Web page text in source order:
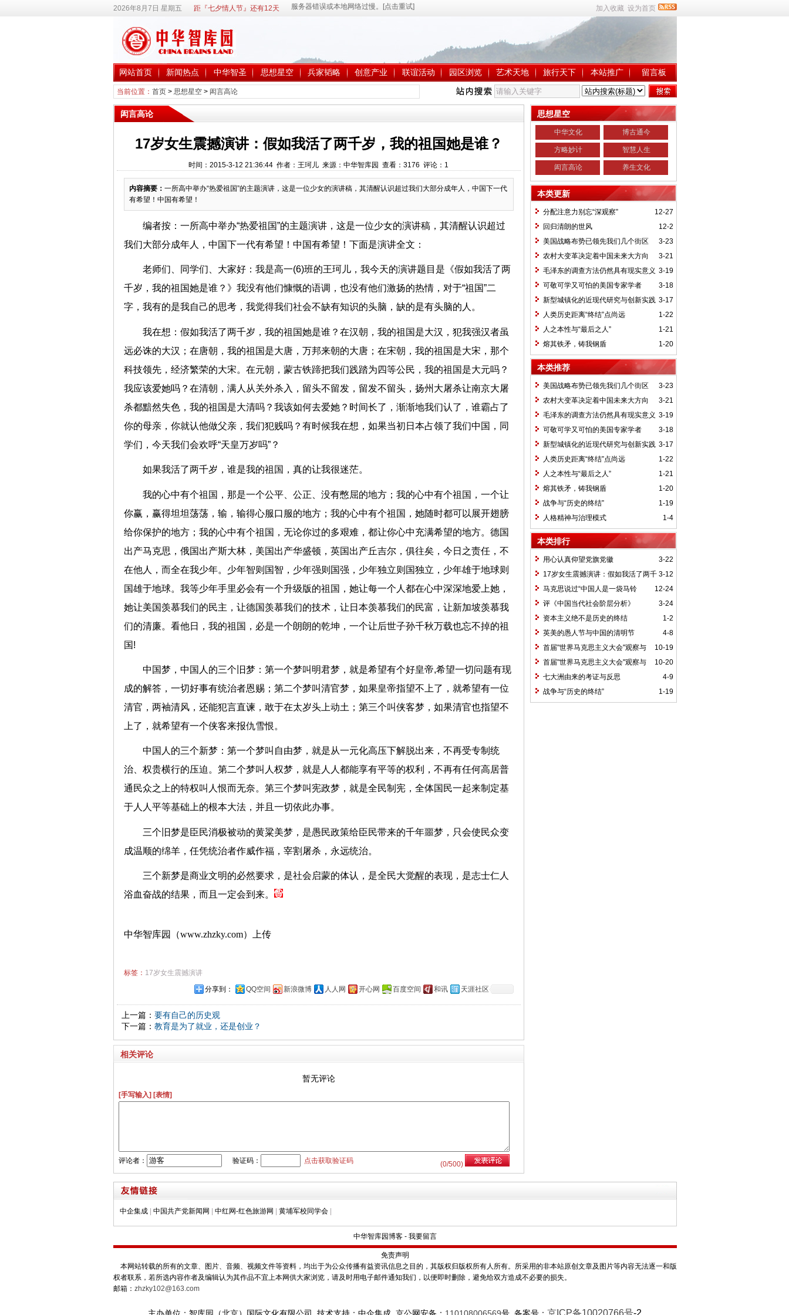
2026年8月7日 星期五 距『七夕情人节』还有12天 加入收藏 设为首页
网站首页 新闻热点 中华智圣 思想星空 兵家韬略 创意产业 联谊活动 园区浏览 艺术天地 旅行天下 本站推广 留言板
当前位置： 首页> 思想星空> 闳言高论
闳言高论
17岁女生震撼演讲：假如我活了两千岁，我的祖国她是谁？
时间：2015-3-12 21:36:44 作者：王珂儿 来源：中华智库园 查看： 3176 评论： 1
内容摘要： 一所高中举办“热爱祖国”的主题演讲，这是一位少女的演讲稿，其清醒认识超过我们大部分成年人，中国下一代
有希望！中国有希望！
编者按：一所高中举办“热爱祖国”的主题演讲，这是一位少女的演讲稿，其清醒认识超过
我们大部分成年人，中国下一代有希望！中国有希望！下面是演讲全文：
老师们、同学们、大家好：我是高一(6)班的王珂儿，我今天的演讲题目是《假如我活了两
千岁，我的祖国她是谁？》我没有他们慷慨的语调，也没有他们激扬的热情，对于“祖国”二
字，我有的是我自己的思考，我觉得我们社会不缺有知识的头脑，缺的是有头脑的人。
我在想：假如我活了两千岁，我的祖国她是谁？在汉朝，我的祖国是大汉，犯我强汉者虽
远必诛的大汉；在唐朝，我的祖国是大唐，万邦来朝的大唐；在宋朝，我的祖国是大宋，那个
科技领先，经济繁荣的大宋。在元朝，蒙古铁蹄把我们践踏为四等公民，我的祖国是大元吗？
我应该爱她吗？在清朝，满人从关外杀入，留头不留发，留发不留头，扬州大屠杀让南京大屠
杀都黯然失色，我的祖国是大清吗？我该如何去爱她？时间长了，渐渐地我们认了，谁霸占了
你的母亲，你就认他做父亲，我们犯贱吗？有时候我在想，如果当初日本占领了我们中国，同
学们，今天我们会欢呼“天皇万岁吗”？
如果我活了两千岁，谁是我的祖国，真的让我很迷茫。
我的心中有个祖国，那是一个公平、公正、没有憋屈的地方；我的心中有个祖国，一个让
你赢，赢得坦坦荡荡，输，输得心服口服的地方；我的心中有个祖国，她随时都可以展开翅膀
给你保护的地方；我的心中有个祖国，无论你过的多艰难，都让你心中充满希望的地方。德国
出产马克思，俄国出产斯大林，美国出产华盛顿，英国出产丘吉尔，俱往矣，今日之责任，不
在他人，而全在我少年。少年智则国智，少年强则国强，少年独立则国独立，少年雄于地球则
国雄于地球。我等少年手里必会有一个升级版的祖国，她让每一个人都在心中深深地爱上她，
她让美国羡慕我们的民主，让德国羡慕我们的技术，让日本羡慕我们的民富，让新加坡羡慕我
们的清廉。看他日，我的祖国，必是一个朗朗的乾坤，一个让后世子孙千秋万载也忘不掉的祖
国!
中国梦，中国人的三个旧梦：第一个梦叫明君梦，就是希望有个好皇帝,希望一切问题有现
成的解答，一切好事有统治者恩赐；第二个梦叫清官梦，如果皇帝指望不上了，就希望有一位
清官，两袖清风，还能犯言直谏，敢于在太岁头上动土；第三个叫侠客梦，如果清官也指望不
上了，就希望有一个侠客来报仇雪恨。
中国人的三个新梦：第一个梦叫自由梦，就是从一元化高压下解脱出来，不再受专制统
治、权贵横行的压迫。第二个梦叫人权梦，就是人人都能享有平等的权利，不再有任何高居普
通民众之上的特权叫人恨而无奈。第三个梦叫宪政梦，就是全民制宪，全体国民一起来制定基
于人人平等基础上的根本大法，并且一切依此办事。
三个旧梦是臣民消极被动的黄粱美梦，是愚民政策给臣民带来的千年噩梦，只会使民众变
成温顺的绵羊，任凭统治者作威作福，宰割屠杀，永远统治。
三个新梦是商业文明的必然要求，是社会启蒙的体认，是全民大觉醒的表现，是志士仁人
浴血奋战的结果，而且一定会到来。
中华智库园（www.zhzky.com）上传
标签： 17岁女生震撼演讲
分享到：
QQ空间 新浪微博 人人网 开心网 百度空间 和讯 天涯社区
上一篇： 要有自己的历史观
下一篇： 教育是为了就业，还是创业？
相关评论
暂无评论
[手写输入] [表情]
(0/500)
评论者： 验证码： 点击获取验证码
思想星空
中华文化 博古通今
方略妙计 智慧人生
闳言高论 养生文化
本类更新
12-27
分配注意力别忘“深观察”
12-2
回归清朗的世风
3-23
美国战略布势已领先我们几个街区
3-21
农村大变革决定着中国未来大方向
3-19
毛泽东的调查方法仍然具有现实意义
3-18
可敬可学又可怕的美国专家学者
3-17
新型城镇化的近现代研究与创新实践
1-22
人类历史距离“终结”点尚远
1-21
人之本性与“最后之人”
1-20
熔其铁矛，铸我钢盾
本类推荐
3-23
美国战略布势已领先我们几个街区
3-21
农村大变革决定着中国未来大方向
3-19
毛泽东的调查方法仍然具有现实意义
3-18
可敬可学又可怕的美国专家学者
3-17
新型城镇化的近现代研究与创新实践
1-22
人类历史距离“终结”点尚远
1-21
人之本性与“最后之人”
1-20
熔其铁矛，铸我钢盾
1-19
战争与“历史的终结”
1-4
人格精神与治理模式
本类排行
3-22
用心认真仰望党旗党徽
3-12
17岁女生震撼演讲：假如我活了两千
岁，我的祖国她是谁？
12-24
马克思说过“中国人是一袋马铃
薯”吗
3-24
评《中国当代社会阶层分析》
1-2
资本主义绝不是历史的终结
4-8
英美的愚人节与中国的清明节
10-19
首届"世界马克思主义大会"观察与
综述之二
10-20
首届"世界马克思主义大会"观察与
综述之三
4-9
七大洲由来的考证与反思
1-19
战争与“历史的终结”
中企集成 中国共产党新闻网 中红网-红色旅游网 黄埔军校同学会
中华智库园博客- 我要留言
免责声明
本网站转载的所有的文章、图片、音频、视频文件等资料，均出于为公众传播有益资讯信息之目的，其版权归版权所有人所有。所采用的非本站原创文章及图片等内容无法逐一和版
权者联系，若所选内容作者及编辑认为其作品不宜上本网供大家浏览，请及时用电子邮件通知我们，以便即时删除，避免给双方造成不必要的损失。
邮箱： zhzky102@163.com
京ICP备10020766号-2